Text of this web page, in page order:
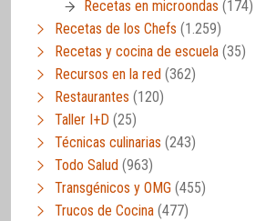
Recetas en microondas (174)
Recetas de los Chefs (1.259)
Recetas y cocina de escuela (35)
Recursos en la red (362)
Restaurantes (120)
Taller I+D (25)
Técnicas culinarias (243)
Todo Salud (963)
Transgénicos y OMG (455)
Trucos de Cocina (477)